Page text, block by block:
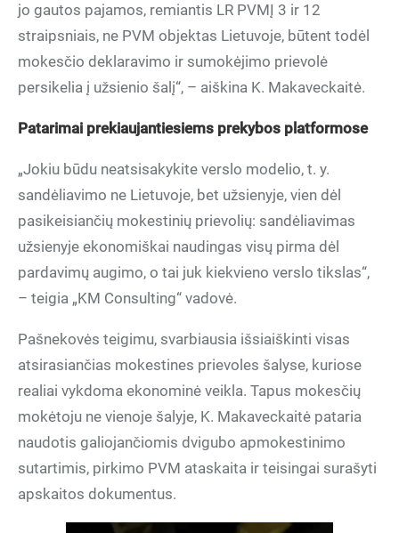
jo gautos pajamos, remiantis LR PVMĮ 3 ir 12
straipsniais, ne PVM objektas Lietuvoje, būtent todėl
mokesčio deklaravimo ir sumokėjimo prievolė
persikelia į užsienio šalį“, – aiškina K. Makaveckaitė.
Patarimai prekiaujantiesiems prekybos platformose
„Jokiu būdu neatsisakykite verslo modelio, t. y.
sandėliavimo ne Lietuvoje, bet užsienyje, vien dėl
pasikeisiančių mokestinių prievolių: sandėliavimas
užsienyje ekonomiškai naudingas visų pirma dėl
pardavimų augimo, o tai juk kiekvieno verslo tikslas“,
– teigia „KM Consulting“ vadovė.
Pašnekovės teigimu, svarbiausia išsiaiškinti visas
atsirasiančias mokestines prievoles šalyse, kuriose
realiai vykdoma ekonominė veikla. Tapus mokesčių
mokėtoju ne vienoje šalyje, K. Makaveckaitė pataria
naudotis galiojančiomis dvigubo apmokestinimo
sutartimis, pirkimo PVM ataskaita ir teisingai surašyti
apskaitos dokumentus.